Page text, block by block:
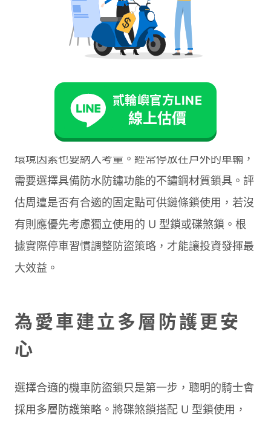
貳輪嶼官方LINE
線上估價
要確認長度足以繞過固定物，同時兼顧材質強度。
機車行或公共停車場人潮較多，電子警報鎖能發揮
會吸引周圍注意，迫使小偷放棄行竊。這類產品特
別適合搭配其他鎖具使用，形成多層防護。
環境因素也要納入考量。經常停放在戶外的車輛，
需要選擇具備防水防鏽功能的不鏽鋼材質鎖具。評
估周遭是否有合適的固定點可供鏈條鎖使用，若沒
有則應優先考慮獨立使用的 U 型鎖或碟煞鎖。根
據實際停車習慣調整防盜策略，才能讓投資發揮最
大效益。
為愛車建立多層防護更安
心
選擇合適的機車防盜鎖只是第一步，聰明的騎士會
採用多層防護策略。將碟煞鎖搭配 U 型鎖使用，